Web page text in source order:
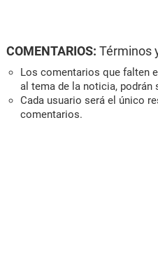
COMENTARIOS: Términos
Los comentarios que falten
al tema de la noticia, podrán
Cada usuario será el único
comentarios.